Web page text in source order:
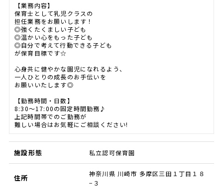
【業務内容】
保育士として乳児クラスの
担任業務をお願いします！
◎強くたくましい子ども
◎温かい心をもった子ども
◎自分で考えて行動できる子ども
が保育目標です☆
心身共に健やかな園児になれるよう、
一人ひとりの成長のお手伝いを
お願いいたします◎
【勤務時間・日数】
8:30～17:00の固定時間勤務♪
上記時間帯でのご勤務が
難しい場合はお気軽にご相談ください!
施設形態 私立認可保育園
住所
神奈川県 川崎市 多摩区三田１丁目１８
−３